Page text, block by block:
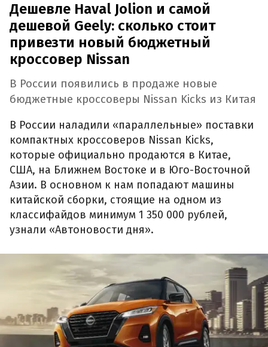
Дешевле Haval Jolion и самой
дешевой Geely: сколько стоит
привезти новый бюджетный
кроссовер Nissan
В России появились в продаже новые
бюджетные кроссоверы Nissan Kicks из Китая
В России наладили «параллельные» поставки
компактных кроссоверов Nissan Kicks,
которые официально продаются в Китае,
США, на Ближнем Востоке и в Юго-Восточной
Азии. В основном к нам попадают машины
китайской сборки, стоящие на одном из
классифайдов минимум 1 350 000 рублей,
узнали «Автоновости дня».